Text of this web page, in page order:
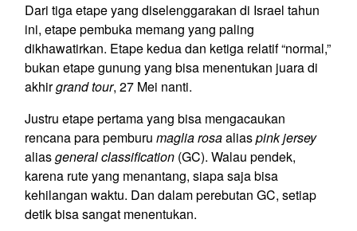
Dari tiga etape yang diselenggarakan di Israel tahun
ini, etape pembuka memang yang paling
dikhawatirkan. Etape kedua dan ketiga relatif “normal,”
bukan etape gunung yang bisa menentukan juara di
akhirgrand tour, 27 Mei nanti.
Justru etape pertama yang bisa mengacaukan
rencana para pemburu maglia rosaaliaspink jersey
aliasgeneral classification (GC). Walau pendek,
karena rute yang menantang, siapa saja bisa
kehilangan waktu. Dan dalam perebutan GC, setiap
detik bisa sangat menentukan.